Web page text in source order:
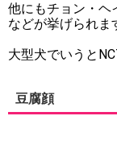
他にもチョン・ヘ
などが挙げられ
大型犬でいうと
豆腐顔